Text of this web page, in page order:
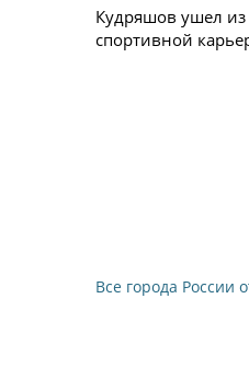
Кудряшов ушел из
спортивной
Все города России